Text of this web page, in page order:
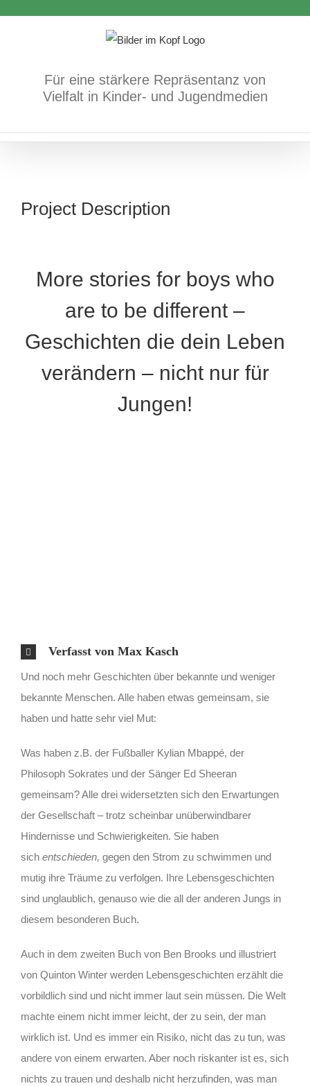
Für eine stärkere Repräsentanz von
Vielfalt in Kinder- und Jugendmedien
Project Description
More stories for boys who
are to be different –
Geschichten die dein Leben
verändern – nicht nur für
Jungen!
Verfasst von Max Kasch
Und noch mehr Geschichten über bekannte und weniger
bekannte Menschen. Alle haben etwas gemeinsam, sie
haben und hatte sehr viel Mut:
Was haben z.B. der Fußballer Kylian Mbappé, der
Philosoph Sokrates und der Sänger Ed Sheeran
gemeinsam? Alle drei widersetzten sich den Erwartungen
der Gesellschaft – trotz scheinbar unüberwindbarer
Hindernisse und Schwierigkeiten. Sie haben
sich entschieden, gegen den Strom zu schwimmen und
mutig ihre Träume zu verfolgen. Ihre Lebensgeschichten
sind unglaublich, genauso wie die all der anderen Jungs in
diesem besonderen Buch.
Auch in dem zweiten Buch von Ben Brooks und illustriert
von Quinton Winter werden Lebensgeschichten erzählt die
vorbildlich sind und nicht immer laut sein müssen. Die Welt
machte einem nicht immer leicht, der zu sein, der man
wirklich ist. Und es immer ein Risiko, nicht das zu tun, was
andere von einem erwarten. Aber noch riskanter ist es, sich
nichts zu trauen und deshalb nicht herzufinden, was man